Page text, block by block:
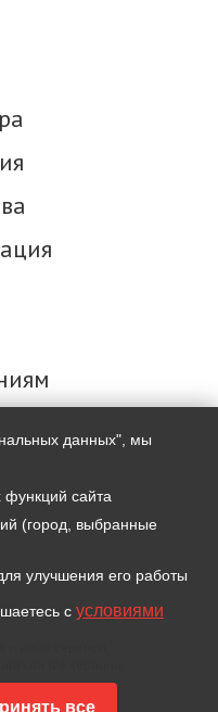
иные сервисы,
данных", мы
сайта
(город, выбранные
улучшения его работы
с условиями
все